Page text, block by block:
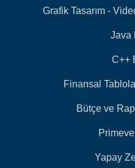
Grafik Tasarım -
Java
C++
Finansal
Bütçe ve
Yapay